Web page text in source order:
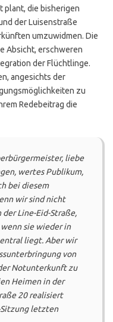
plant, die bisherigen
der Luisenstraße
umzuwidmen. Die
Absicht, erschweren
der Flüchtlinge.
angesichts der
zu
Redebeitrag die
liebe
wertes Publikum,
bei diesem
wir sind nicht
Line-Eid-Straße,
sie wieder in
liegt. Aber wir
von
Notunterkunft zu
Heimen in der
20 realisiert
Sitzung letzten